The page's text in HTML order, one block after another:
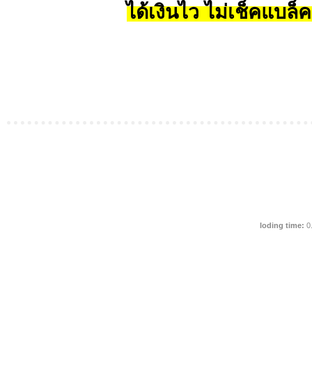
ได้เงินไว ไม่เช็คแบล็
loding time: